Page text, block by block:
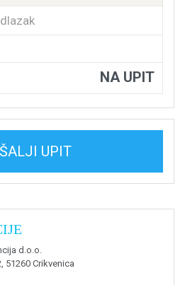
NA UPIT
UPIT
d.o.o.
51260 Crikvenica